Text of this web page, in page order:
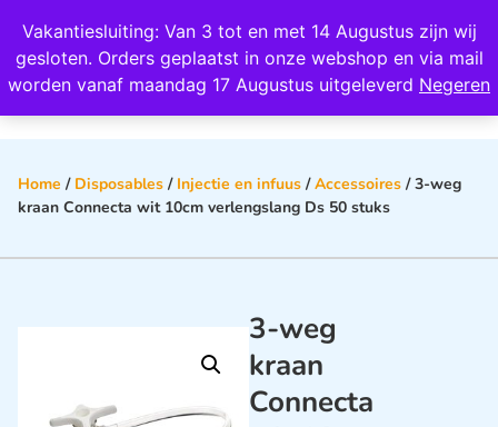
Vakantiesluiting: Van 3 tot en met 14 Augustus zijn wij
gesloten. Orders geplaatst in onze webshop en via mail
worden vanaf maandag 17 Augustus uitgeleverd Negeren
Wij scoren een 4,8 op Google
Home / Disposables / Injectie en infuus /Accessoires / 3-weg
kraan Connecta wit 10cm verlengslang Ds 50 stuks
3-weg
kraan
Connecta